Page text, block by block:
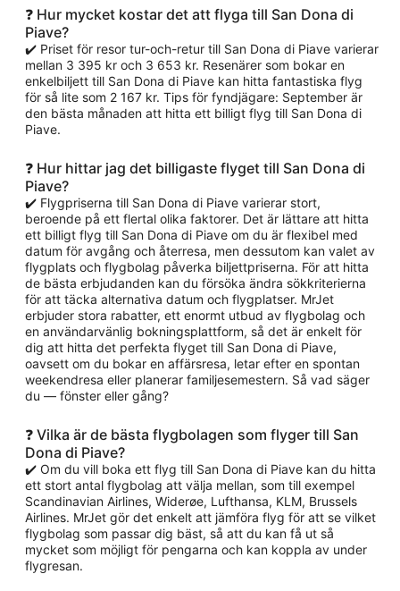
❓ Hur mycket kostar det att flyga till San Dona di
Piave?
✔️ Priset för resor tur-och-retur till San Dona di Piave varierar
mellan 3 395 kr och 3 653 kr. Resenärer som bokar en
enkelbiljett till San Dona di Piave kan hitta fantastiska flyg
för så lite som 2 167 kr. Tips för fyndjägare: September är
den bästa månaden att hitta ett billigt flyg till San Dona di
Piave.
❓ Hur hittar jag det billigaste flyget till San Dona di
Piave?
✔️ Flygpriserna till San Dona di Piave varierar stort,
beroende på ett flertal olika faktorer. Det är lättare att hitta
ett billigt flyg till San Dona di Piave om du är flexibel med
datum för avgång och återresa, men dessutom kan valet av
flygplats och flygbolag påverka biljettpriserna. För att hitta
de bästa erbjudanden kan du försöka ändra sökkriterierna
för att täcka alternativa datum och flygplatser. MrJet
erbjuder stora rabatter, ett enormt utbud av flygbolag och
en användarvänlig bokningsplattform, så det är enkelt för
dig att hitta det perfekta flyget till San Dona di Piave,
oavsett om du bokar en affärsresa, letar efter en spontan
weekendresa eller planerar familjesemestern. Så vad säger
du — fönster eller gång?
❓ Vilka är de bästa flygbolagen som flyger till San
Dona di Piave?
✔️ Om du vill boka ett flyg till San Dona di Piave kan du hitta
ett stort antal flygbolag att välja mellan, som till exempel
Scandinavian Airlines, Widerøe, Lufthansa, KLM, Brussels
Airlines. MrJet gör det enkelt att jämföra flyg för att se vilket
flygbolag som passar dig bäst, så att du kan få ut så
mycket som möjligt för pengarna och kan koppla av under
flygresan.